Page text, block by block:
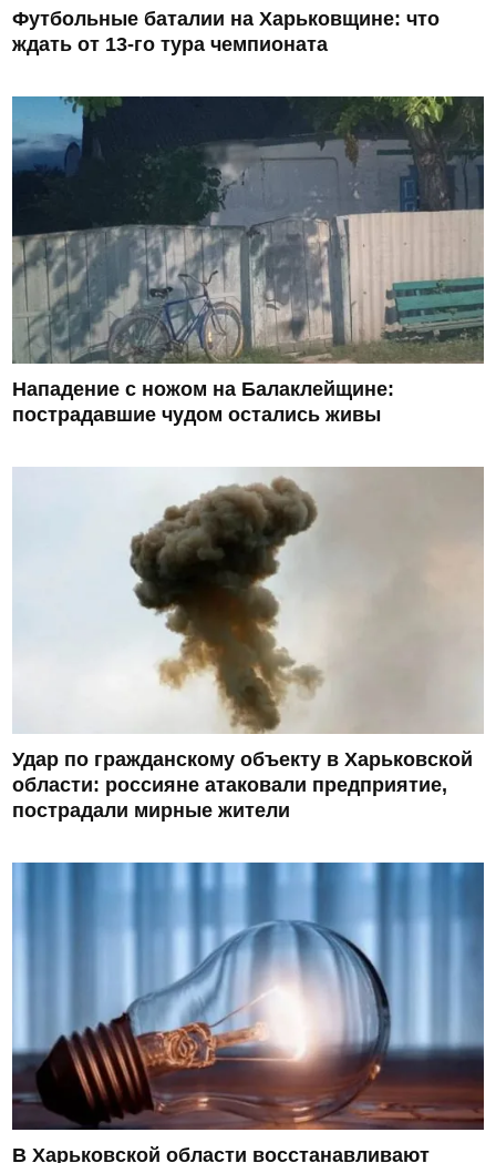
Футбольные баталии на Харьковщине: что
ждать от 13-го тура чемпионата
Нападение с ножом на Балаклейщине:
пострадавшие чудом остались живы
Удар по гражданскому объекту в Харьковской
области: россияне атаковали предприятие,
пострадали мирные жители
В Харьковской области восстанавливают